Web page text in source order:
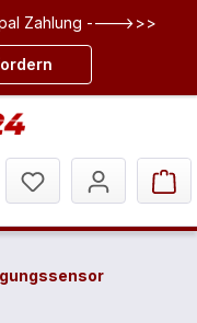
Zahlung ---->>>